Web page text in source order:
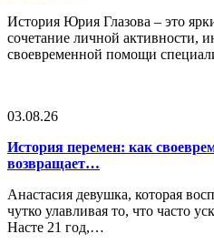
История Юрия Глазова – это
сочетание личной активности,
своевременной помощи
03.08.26
История перемен: как
возвращает…
Анастасия девушка, которая
чутко улавливая то, что часто
Насте 21 год,…